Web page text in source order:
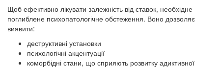
Щоб ефективно лікувати залежність від ставок, необхідне
поглиблене психопатологічне обстеження. Воно дозволяє
виявити:
деструктивні установки
психологічні акцентуації
коморбідні стани, що сприяють розвитку адиктивної